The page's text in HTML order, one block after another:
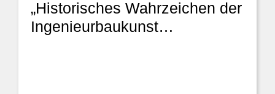
„Historisches Wahrzeichen der
Ingenieurbaukunst…